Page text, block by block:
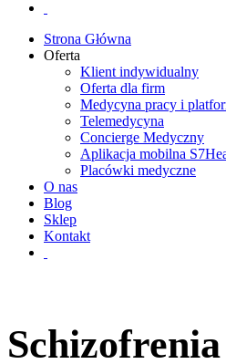
Strona Główna
Oferta
Klient indywidualny
Oferta dla firm
Medycyna pracy i
Telemedycyna
Concierge Medyczny
Aplikacja mobilna
Placówki medyczne
O nas
Blog
Sklep
Kontakt